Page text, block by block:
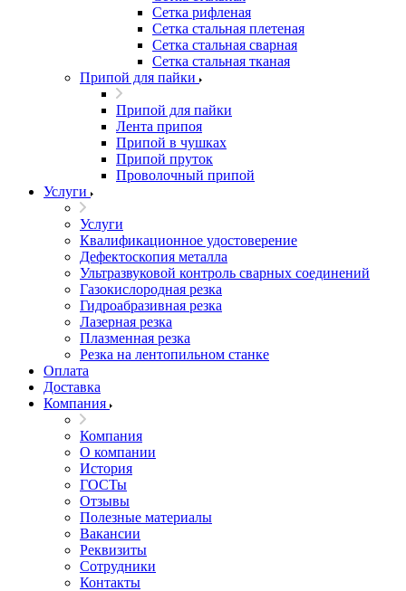
Сетка рифленая
Сетка стальная плетеная
Сетка стальная сварная
Сетка стальная тканая
Припой для пайки
Припой для пайки
Лента припоя
Припой в чушках
Припой пруток
Проволочный припой
Услуги
Услуги
Квалификационное удостоверение
Дефектоскопия металла
Ультразвуковой контроль сварных соединений
Газокислородная резка
Гидроабразивная резка
Лазерная резка
Плазменная резка
Резка на лентопильном станке
Оплата
Доставка
Компания
Компания
О компании
История
ГОСТы
Отзывы
Полезные материалы
Вакансии
Реквизиты
Сотрудники
Контакты